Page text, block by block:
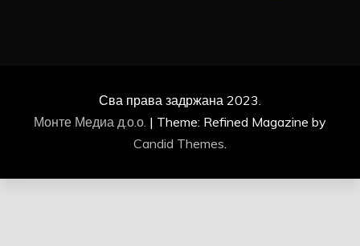
Сва права задржана 2023.
Монте Медиа д.о.о. | Theme: Refined Magazine by
Candid Themes.